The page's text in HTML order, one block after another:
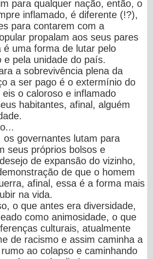
para qualquer nação, então, o
inflamado, é diferente (!?),
para contarem com a
propalam aos seus pares
é uma forma de lutar pelo
e pela unidade do país.
a sobrevivência plena da
a ser pago é o extermínio do
eis o caloroso e inflamado
habitantes, afinal, alguém
os governantes lutam para
seus próprios bolsos e
de expansão do vizinho,
de que o homem
afinal, essa é a forma mais
na vida.
o que antes era diversidade,
como animosidade, o que
culturais, atualmente
de racismo e assim caminha a
ao colapso e caminhando